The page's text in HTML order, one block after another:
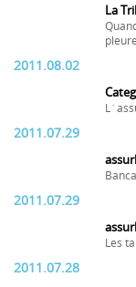
La
pleure
2011.08.02
2011.07.29
2011.07.29
Les
2011.07.28